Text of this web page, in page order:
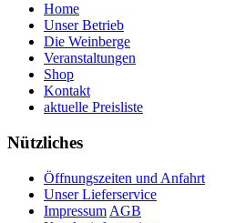
Home
Unser Betrieb
Die Weinberge
Veranstaltungen
Shop
Kontakt
aktuelle Preisliste
Nützliches
Öffnungszeiten und Anfahrt
Unser Lieferservice
Impressum AGB